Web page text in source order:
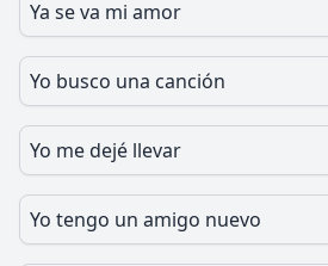
Ya se va mi amor
Yo busco una canción
Yo me dejé llevar
Yo tengo un amigo nuevo